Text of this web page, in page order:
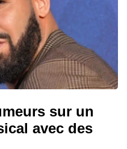
sur un
avec des